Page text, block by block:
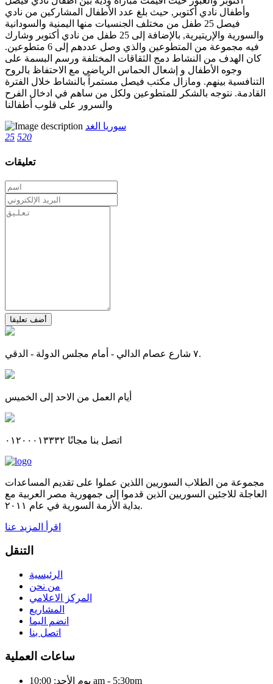
وأطفال نادي أكتوبر, حيث بلغ عدد الأطفال المشاركين من نادي
فيصل 25 طفل من مختلف الجنسيات منها اليمنية والسودانية
والسورية والإريتيرية, بالإضافة إلى 25 طفل من نادي أكتوبر وشارك
فيه مجموعة من المتطوعين والذي وصل عددهم إلى 6 متطوعين.
كان الهدف من النشاط دمج الثقاقات المختلفة ورسم البسمة على
وجوه الأطفال و إشعال الحماس الرياضي مع الاحتفاظ بالروح
التنافسية بينهم. ومازال مكتب فيصل مستمراً بالنشاط خلال الفترة
القادمة. نتوجه بالشكر للمتطوعين ولكل من ساهم في ادخال الفرح
والسرور على قلوب أطفالنا
سوريا الغد
25 520
تعليقات
أضف تعليقا
٧ شارع عصام الدالي - أمام مجلس الدولة - الدقي.
أيام العمل من الاحد إلى الخميس
اتصل بنا مجانًا ٠١٢٠٠٠١٣٣٣٢
مجموعة من الطلاب السوريين اللذين عملوا على تقديم المساعدات
العاجلة للاجئين السوريين الذين قدموا إلى جمهورية مصر العربية مع
بداية الأزمة السورية في عام ٢٠١١.
اقرأ المزيد عنا
التنقل
الرئيسية
من نحن
المركز الاعلامي
المشاريع
انضم اليما
اتصل بنا
ساعات العملية
يوم الأحد: 10:00 am - 5:30pm